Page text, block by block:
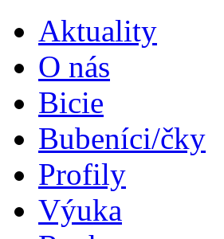
Aktuality
O nás
Bicie
Bubeníci/čky
Profily
Výuka